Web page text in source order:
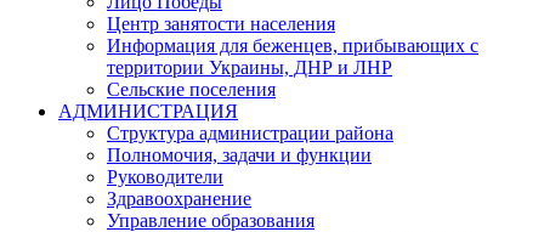
Центр занятости населения
Информация для беженцев, прибывающих с
территории Украины, ДНР и ЛНР
Сельские поселения
АДМИНИСТРАЦИЯ
Структура администрации района
Полномочия, задачи и функции
Руководители
Здравоохранение
Управление образования